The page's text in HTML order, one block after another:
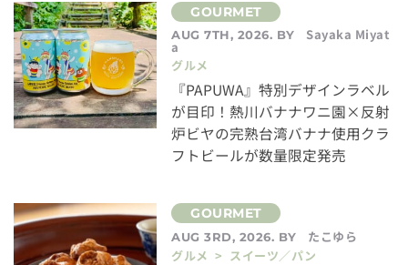
AUG 7TH, 2026. BY Sayaka Miyat
a
グルメ
『PAPUWA』特別デザインラベル
が目印！熱川バナナワニ園×反射
炉ビヤの完熟台湾バナナ使用クラ
フトビールが数量限定発売
AUG 3RD, 2026. BY
たこゆら
グルメ > スイーツ／パン